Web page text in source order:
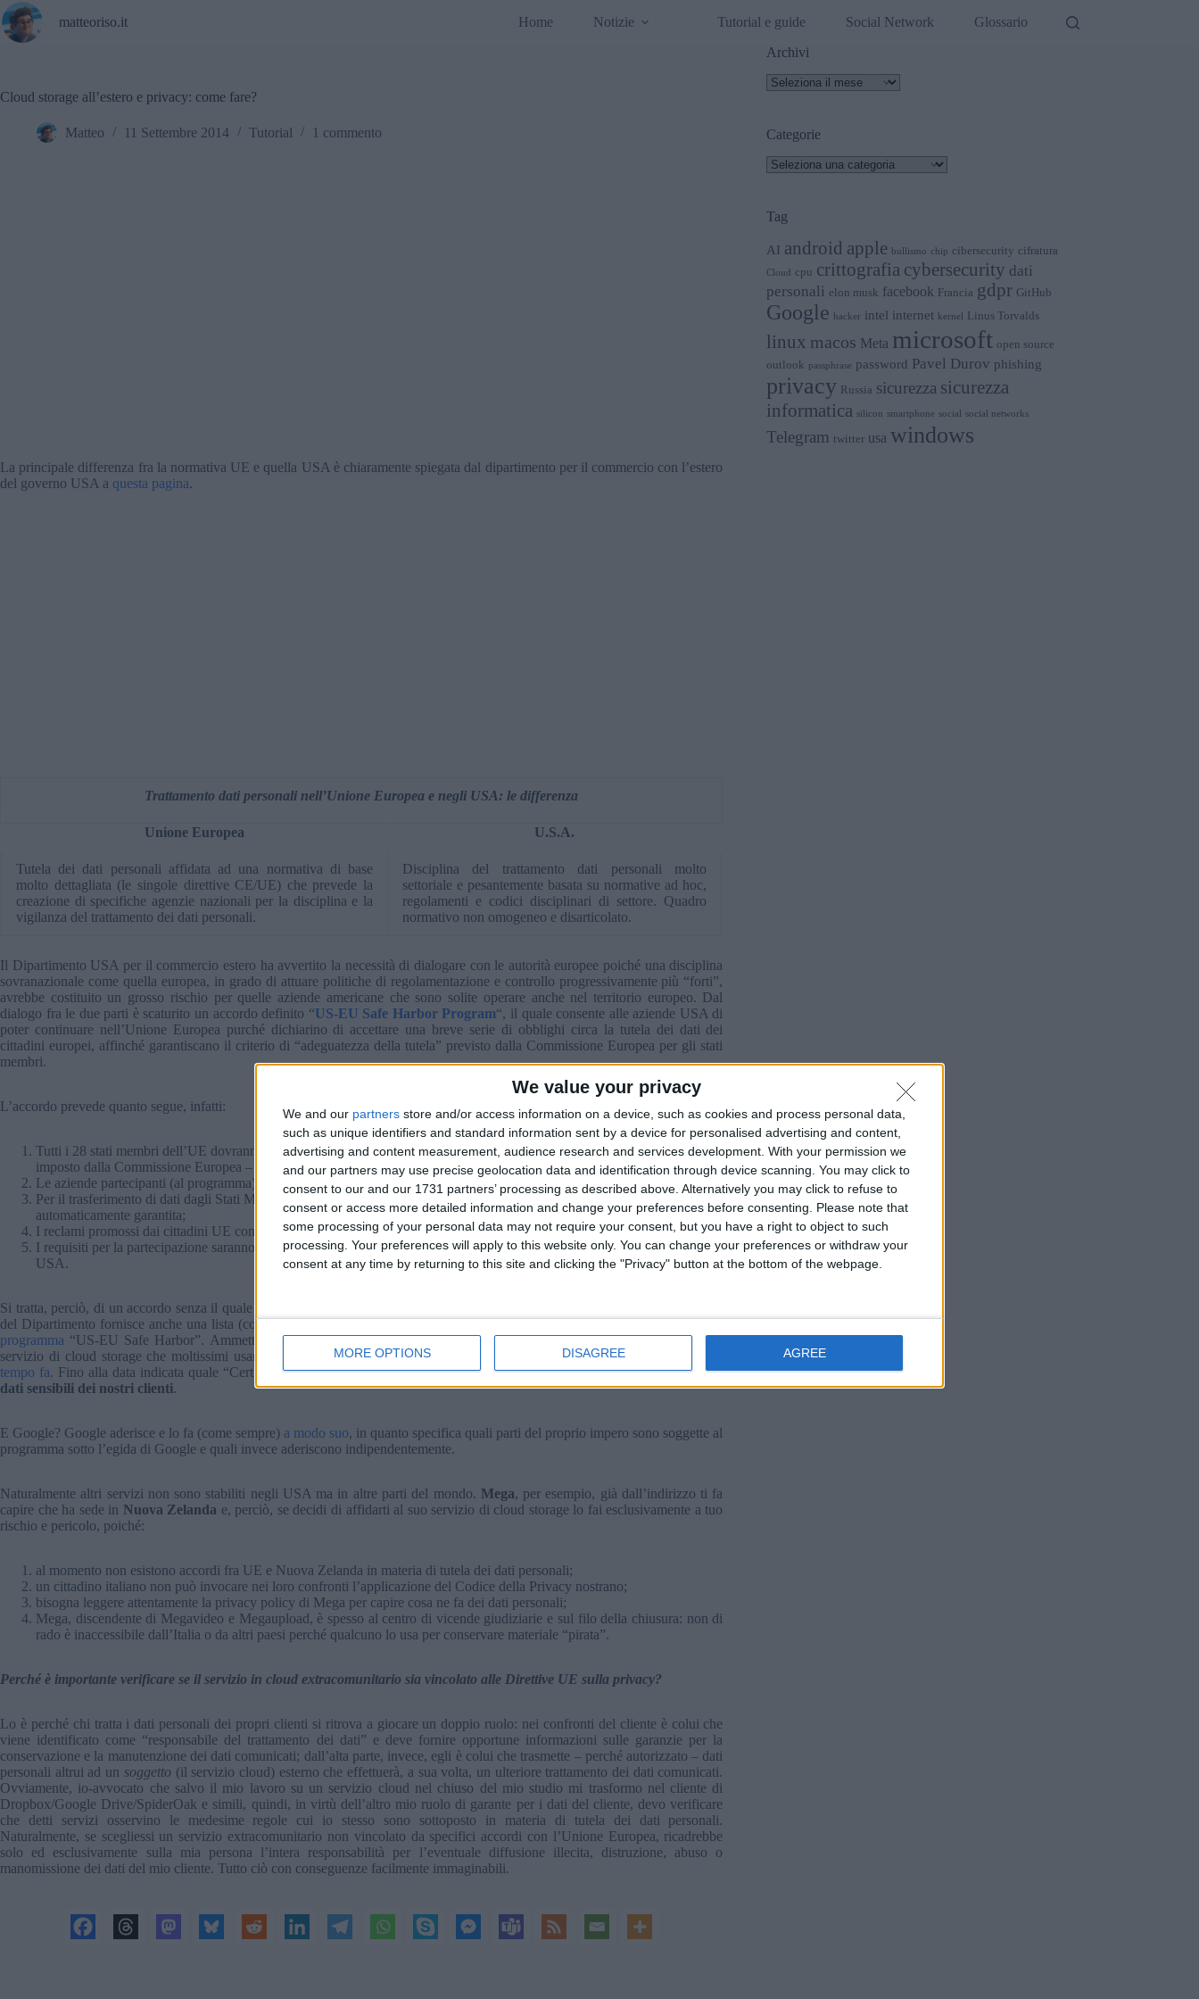
We value your privacy
We and our partners store and/or access information on a device, such as cookies and process personal data,
such as unique identifiers and standard information sent by a device for personalised advertising and content,
advertising and content measurement, audience research and services development. With your permission we
and our partners may use precise geolocation data and identification through device scanning. You may click to
consent to our and our 1731 partners’ processing as described above. Alternatively you may click to refuse to
consent or access more detailed information and change your preferences before consenting.
Please note that
some processing of your personal data may not require your consent, but you have a right to object to such
processing. Your preferences will apply to this website only. You can change your preferences or withdraw your
consent at any time by returning to this site and clicking the "Privacy" button at the bottom of the webpage.
MORE OPTIONS DISAGREE AGREE
Salta
al
contenuto
matteoriso.it Home Notizie Tutorial e guide Social Network Glossario
Cloud storage all’estero e privacy: come fare?
Matteo 11 Settembre 2014 Tutorial 1 commento
La principale differenza fra la normativa UE e quella USA è chiaramente spiegata dal dipartimento per il commercio con l’estero
del governo USA a questa pagina.
Trattamento dati personali nell’Unione Europea e negli USA: le differenza
Unione Europea U.S.A.
Tutela dei dati personali affidata ad una normativa di base
molto dettagliata (le singole direttive CE/UE) che prevede la
creazione di specifiche agenzie nazionali per la disciplina e la
vigilanza del trattamento dei dati personali.
Disciplina del trattamento dati personali molto
settoriale e pesantemente basata su normative ad hoc,
regolamenti e codici disciplinari di settore. Quadro
normativo non omogeneo e disarticolato.
Il Dipartimento USA per il commercio estero ha avvertito la necessità di dialogare con le autorità europee poiché una disciplina
sovranazionale come quella europea, in grado di attuare politiche di regolamentazione e controllo progressivamente più “forti”,
avrebbe costituito un grosso rischio per quelle aziende americane che sono solite operare anche nel territorio europeo. Dal
dialogo fra le due parti è scaturito un accordo definito “US-EU Safe Harbor Program“, il quale consente alle aziende USA di
poter continuare nell’Unione Europea purché dichiarino di accettare una breve serie di obblighi circa la tutela dei dati dei
cittadini europei, affinché garantiscano il criterio di “adeguatezza della tutela” previsto dalla Commissione Europea per gli stati
membri.
L’accordo prevede quanto segue, infatti:
Tutti i 28 stati membri dell’UE dovranno rispettare il criterio di “adeguatezza” (dei metodi per la tutela dei dati personali)
imposto dalla Commissione Europea – quindi anche la creazione di autorità garanti come la nostra;
Le aziende partecipanti (al programma) saranno automaticamente ritenute “adeguate” alla tutela della privacy;
Per il trasferimento di dati dagli Stati Membri si rinuncerà a chiedere l’approvazione preventiva o essa verrà
automaticamente garantita;
I reclami promossi dai cittadini UE contro le aziende USA saranno esaminati direttamente negli USA;
I requisiti per la partecipazione saranno ridotti al minimo per non precludere la partecipazione a piccole e medie imprese
USA.
Si tratta, perciò, di un accordo senza il quale oggi non potremmo utilizzare prodotti e servizi provenienti dagli Stati Uniti. Il sito
del Dipartimento fornisce anche una lista (con motore di ricerca) che permette immediatamente di sapere leaziende aderenti al
programma “US-EU Safe Harbor”. Ammetto che non è stata poca la sorpresa quando ho scoperto cheDropbox, l’arcinoto
servizio di cloud storage che moltissimi usano per il lavoro quotidiano (come me e tanti altri Colleghi),ha aderito solo poco
tempo fa. Fino alla data indicata quale “Certificazione Originaria”,abbiamo usato Dropbox illegalmente per memorizzare i
dati sensibili dei nostri clienti.
E Google? Google aderisce e lo fa (come sempre) a modo suo, in quanto specifica quali parti del proprio impero sono soggette al
programma sotto l’egida di Google e quali invece aderiscono indipendentemente.
Naturalmente altri servizi non sono stabiliti negli USA ma in altre parti del mondo. Mega, per esempio, già dall’indirizzo ti fa
capire che ha sede in Nuova Zelanda e, perciò, se decidi di affidarti al suo servizio di cloud storage lo fai esclusivamente a tuo
rischio e pericolo, poiché:
al momento non esistono accordi fra UE e Nuova Zelanda in materia di tutela dei dati personali;
un cittadino italiano non può invocare nei loro confronti l’applicazione del Codice della Privacy nostrano;
bisogna leggere attentamente la privacy policy di Mega per capire cosa ne fa dei dati personali;
Mega, discendente di Megavideo e Megaupload, è spesso al centro di vicende giudiziarie e sul filo della chiusura: non di
rado è inaccessibile dall’Italia o da altri paesi perché qualcuno lo usa per conservare materiale “pirata”.
Perché è importante verificare se il servizio in cloud extracomunitario sia vincolato alle Direttive UE sulla privacy?
Lo è perché chi tratta i dati personali dei propri clienti si ritrova a giocare un doppio ruolo: nei confronti del cliente è colui che
viene identificato come “responsabile del trattamento dei dati” e deve fornire opportune informazioni sulle garanzie per la
conservazione e la manutenzione dei dati comunicati; dall’alta parte, invece, egli è colui che trasmette – perché autorizzato – dati
personali altrui ad un soggetto(il servizio cloud) esterno che effettuerà, a sua volta, un ulteriore trattamento dei dati comunicati.
Ovviamente, io-avvocato che salvo il mio lavoro su un servizio cloud nel chiuso del mio studio mi trasformo nel cliente di
Dropbox/Google Drive/SpiderOak e simili, quindi, in virtù dell’altro mio ruolo di garante per i dati del cliente, devo verificare
che detti servizi osservino le medesime regole cui io stesso sono sottoposto in materia di tutela dei dati personali.
Naturalmente, se scegliessi un servizio extracomunitario non vincolato da specifici accordi con l’Unione Europea, ricadrebbe
solo ed esclusivamente sulla mia persona l’intera responsabilità per l’eventuale diffusione illecita, distruzione, abuso o
manomissione dei dati del mio cliente. Tutto ciò con conseguenze facilmente immaginabili.
Archivi
Archivi
Categorie
Categorie
Tag
AI android apple bullismo chip cibersecurity cifratura
Cloud cpu crittografia cybersecurity dati
personali elon musk facebook Francia gdpr GitHub
Google hacker intel internet kernel Linus Torvalds
linux macos Meta microsoft open source
outlook passphrase password Pavel Durov phishing
privacy Russia sicurezza sicurezza
informatica silicon smartphone social social networks
Telegram twitter usa windows